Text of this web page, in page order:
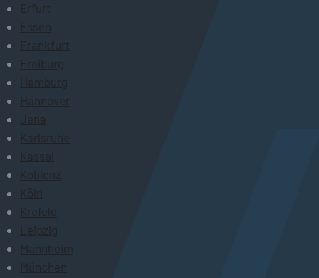
Erfurt
Essen
Frankfurt
Freiburg
Hamburg
Hannover
Jena
Karlsruhe
Kassel
Koblenz
Köln
Krefeld
Leipzig
Mannheim
München